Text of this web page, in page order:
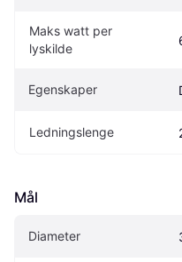
Maks watt per
lyskilde
Egenskaper
Ledningslenge
Mål
Diameter